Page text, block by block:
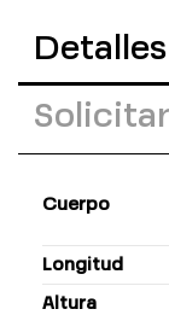
Cuerpo
Longitud
Altura